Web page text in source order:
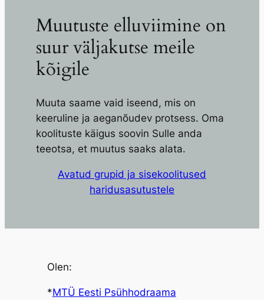
Muutuste elluviimine on
suur väljakutse meile
kõigile
Muuta saame vaid iseend, mis on
keeruline ja aeganõudev protsess. Oma
koolituste käigus soovin Sulle anda
teeotsa, et muutus saaks alata.
Avatud grupid ja sisekoolitused
haridusasutustele
Olen:
*MTÜ Eesti Psühhodraama